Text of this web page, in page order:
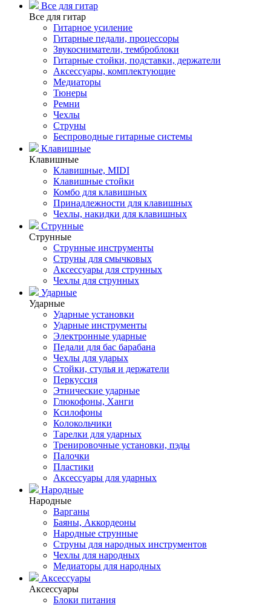
Все для гитар
Все для гитар
Гитарное усиление
Гитарные педали, процессоры
Звукосниматели, темброблоки
Гитарные стойки, подставки, держатели
Аксессуары, комплектующие
Медиаторы
Тюнеры
Ремни
Чехлы
Струны
Беспроводные гитарные системы
Клавишные
Клавишные
Клавишные, MIDI
Клавишные стойки
Комбо для клавишных
Принадлежности для клавишных
Чехлы, накидки для клавишных
Струнные
Струнные
Струнные инструменты
Струны для смычковых
Аксессуары для струнных
Чехлы для струнных
Ударные
Ударные
Ударные установки
Ударные инструменты
Электронные ударные
Педали для бас барабана
Чехлы для ударых
Стойки, стулья и держатели
Перкуссия
Этнические ударные
Глюкофоны, Ханги
Ксилофоны
Колокольчики
Тарелки для ударных
Тренировочные установки, пэды
Палочки
Пластики
Аксессуары для ударных
Народные
Народные
Варганы
Баяны, Аккордеоны
Народные струнные
Струны для народных инструментов
Чехлы для народных
Медиаторы для народных
Аксессуары
Аксессуары
Блоки питания